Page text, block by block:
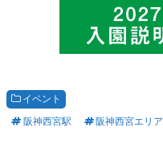
イベント
阪神西宮駅
阪神西宮エリア